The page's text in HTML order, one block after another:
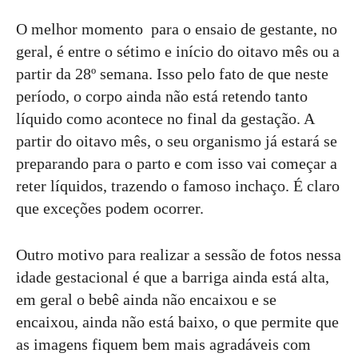
O melhor momento para o ensaio de gestante, no
geral, é entre o sétimo e início do oitavo mês ou a
partir da 28º semana. Isso pelo fato de que neste
período, o corpo ainda não está retendo tanto
líquido como acontece no final da gestação. A
partir do oitavo mês, o seu organismo já estará se
preparando para o parto e com isso vai começar a
reter líquidos, trazendo o famoso inchaço. É claro
que exceções podem ocorrer.
Outro motivo para realizar a sessão de fotos nessa
idade gestacional é que a barriga ainda está alta,
em geral o bebê ainda não encaixou e se
encaixou, ainda não está baixo, o que permite que
as imagens fiquem bem mais agradáveis com